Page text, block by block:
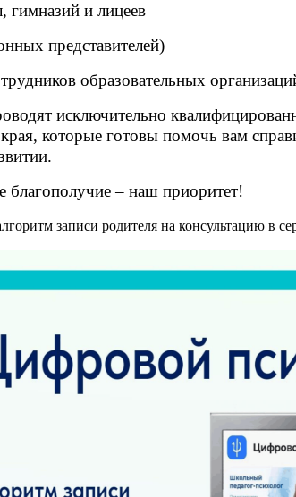
гимназий и лицеев
представителей)
образовательных
исключительно
которые готовы помочь вам
благополучие – наш приоритет!
записи родителя на консультацию в